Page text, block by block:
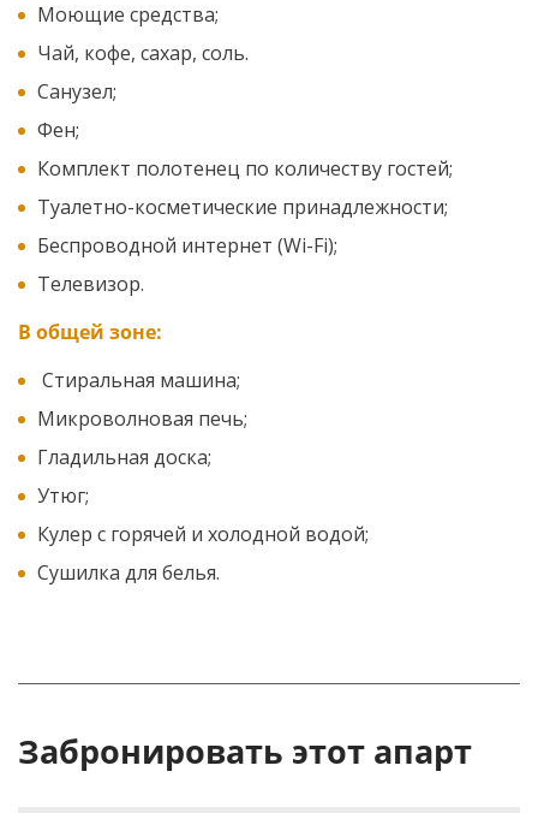
Моющие средства;
Чай, кофе, сахар, соль.
Санузел;
Фен;
Комплект полотенец по количеству гостей;
Туалетно-косметические принадлежности;
Беспроводной интернет (Wi-Fi);
Телевизор.
В общей зоне:
Стиральная машина;
Микроволновая печь;
Гладильная доска;
Утюг;
Кулер с горячей и холодной водой;
Сушилка для белья.
Забронировать этот апарт